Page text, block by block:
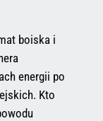
boiska i
energii po
Kto